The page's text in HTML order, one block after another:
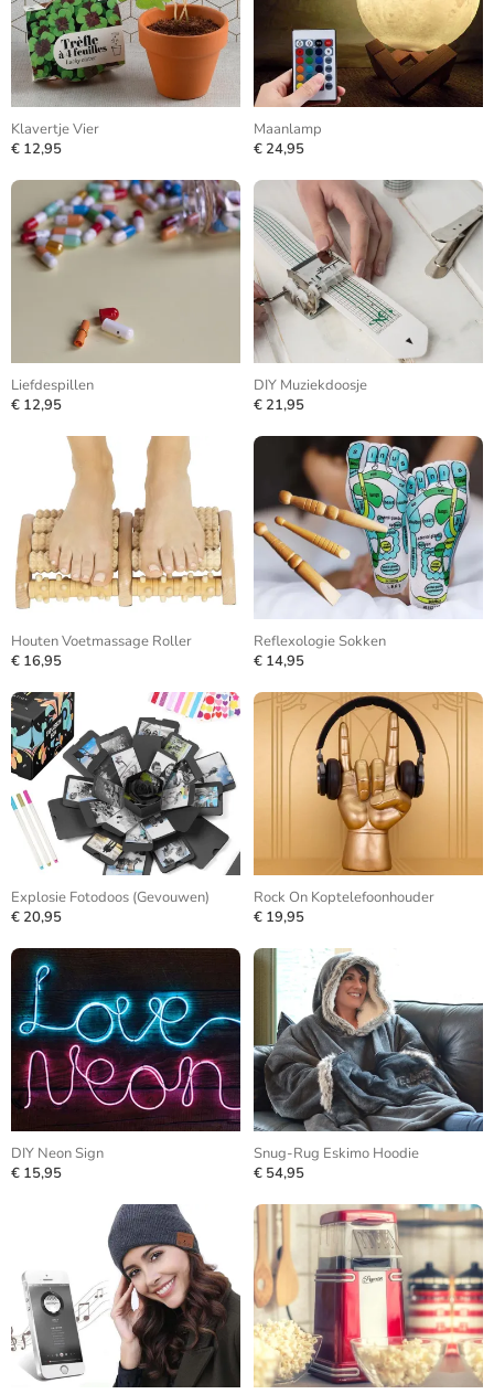
Klavertje Vier
€ 12,95
Maanlamp
€ 24,95
Liefdespillen
€ 12,95
DIY Muziekdoosje
€ 21,95
Houten Voetmassage Roller
€ 16,95
Reflexologie Sokken
€ 14,95
Explosie Fotodoos (Gevouwen)
€ 20,95
Rock On Koptelefoonhouder
€ 19,95
DIY Neon Sign
€ 15,95
Snug-Rug Eskimo Hoodie
€ 54,95